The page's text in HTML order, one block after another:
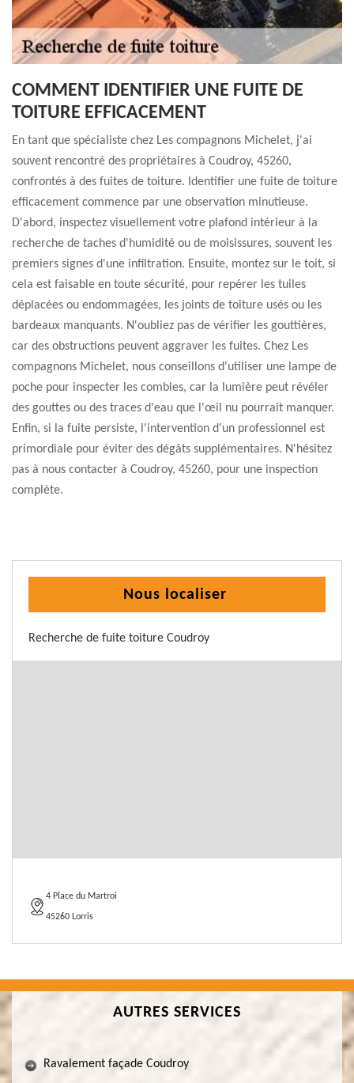
COMMENT IDENTIFIER UNE FUITE DE
TOITURE EFFICACEMENT
En tant que spécialiste chez Les compagnons Michelet, j'ai
souvent rencontré des propriétaires à Coudroy, 45260,
confrontés à des fuites de toiture. Identifier une fuite de toiture
efficacement commence par une observation minutieuse.
D'abord, inspectez visuellement votre plafond intérieur à la
recherche de taches d'humidité ou de moisissures, souvent les
premiers signes d'une infiltration. Ensuite, montez sur le toit, si
cela est faisable en toute sécurité, pour repérer les tuiles
déplacées ou endommagées, les joints de toiture usés ou les
bardeaux manquants. N'oubliez pas de vérifier les gouttières,
car des obstructions peuvent aggraver les fuites. Chez Les
compagnons Michelet, nous conseillons d'utiliser une lampe de
poche pour inspecter les combles, car la lumière peut révéler
des gouttes ou des traces d'eau que l'œil nu pourrait manquer.
Enfin, si la fuite persiste, l'intervention d'un professionnel est
primordiale pour éviter des dégâts supplémentaires. N'hésitez
pas à nous contacter à Coudroy, 45260, pour une inspection
complète.
Nous localiser
Recherche de fuite toiture Coudroy
4 Place du Martroi
45260 Lorris
AUTRES SERVICES
Ravalement façade Coudroy